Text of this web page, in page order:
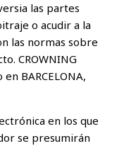
las partes
o acudir a la
las normas sobre
CROWNING
BARCELONA,
en los que
se presumirán